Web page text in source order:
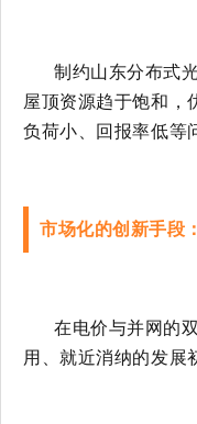
制约山东分布式
屋顶资源趋于饱和，
负荷小、回报率低等
市场化的创新手段
在电价与并网 的
用、就近消纳的发展